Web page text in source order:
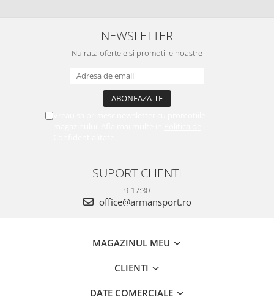
NEWSLETTER
Nu rata ofertele si promotiile noastre
SUPORT CLIENTI
9-17:30
office@armansport.ro
MAGAZINUL MEU
CLIENTI
DATE COMERCIALE